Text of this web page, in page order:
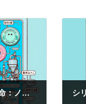
「HACCP対応シリコンパーツ革命：ノベルティ印刷で実現する食品安全と業務効率化の新時代」